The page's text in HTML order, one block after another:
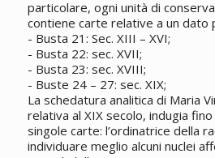
particolare, ogni unità di
contiene carte relative a un dato
- Busta 21: Sec. XIII – XVI;
- Busta 22: sec. XVII;
- Busta 23: sec. XVIII;
- Buste 24 – 27: sec. XIX;
La schedatura analitica di Maria
relativa al XIX secolo, indugia
singole carte: l’ordinatrice della
individuare meglio alcuni nuclei